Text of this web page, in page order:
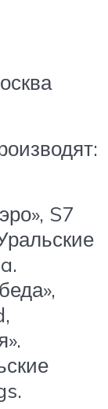
S7